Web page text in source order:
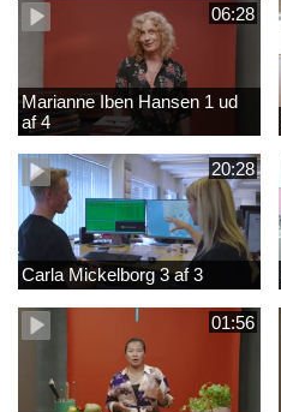
06:28
Marianne Iben Hansen 1 ud
af 4
20:28
Carla Mickelborg 3 af 3
01:56